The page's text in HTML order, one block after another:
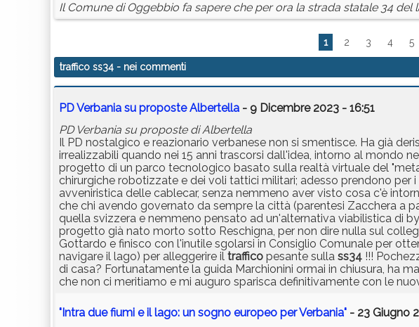
Il Comune di Oggebbio fa sapere che per ora la strada statale 34
1 2 3 4 5
traffico ss34 - nei commenti
PD Verbania su proposte Albertella - 9 Dicembre 2023 - 16:51
PD Verbania su proposte di Albertella
Il PD nostalgico e reazionario verbanese non si smentisce. Ha già
irrealizzabili quando nei 15 anni trascorsi dall'idea, intorno al mondo
progetto di un parco tecnologico basato sulla realtà virtuale del
chirurgiche robotizzate e dei voli tattici militari; adesso prendono
avveniristica delle cablecar, senza nemmeno aver visto cosa c'è
che chi avendo governato da sempre la città (parentesi Zacchera a
quella svizzera e nemmeno pensato ad un'alternativa viabilistica di
progetto già nato morto sotto Reschigna, per non dire nulla sul
Gottardo e finisco con l'inutile sgolarsi in Consiglio Comunale per
navigare il lago) per alleggerire il traffico pesante sulla ss34 !!!
di casa? Fortunatamente la guida Marchionini ormai in chiusura, ha
che non ci meritiamo e mi auguro sparisca definitivamente con le
"Intra due fiumi e il lago: un sogno europeo per Verbania" - 23 Giugno